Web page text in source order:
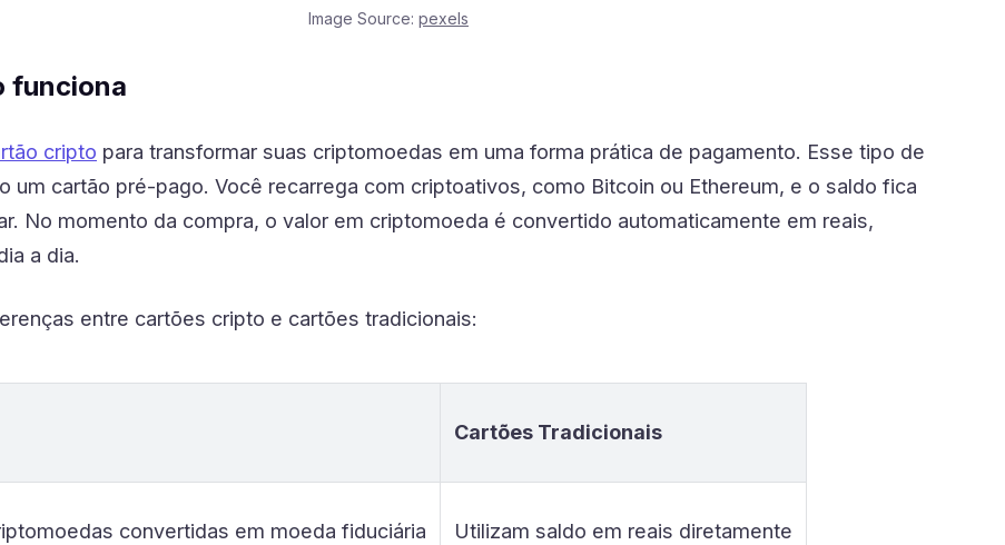
Image Source: pexels
funciona
cripto para transformar suas criptomoedas em uma forma prática de pagamento. Esse tipo de
um cartão pré-pago. Você recarrega com criptoativos, como Bitcoin ou Ethereum, e o saldo fica
No momento da compra, o valor em criptomoeda é convertido automaticamente em reais,
a dia.
entre cartões cripto e cartões tradicionais:
Cartões Tradicionais
convertidas em moeda fiduciária Utilizam saldo em reais diretamente